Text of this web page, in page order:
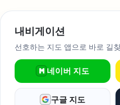
내비게이션
선호하는 지도 앱으로 바로 길
네이버 지도
구글 지도